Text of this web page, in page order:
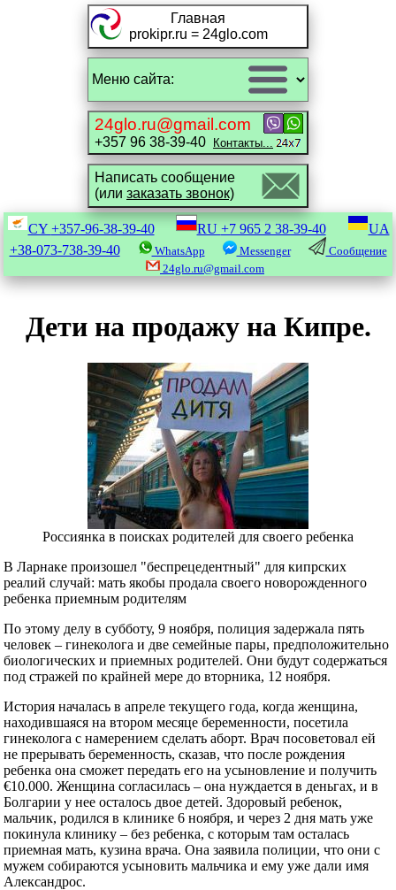
Главная
prokipr.ru = 24glo.com
24glo.ru@gmail.com
+357 96 38-39-40 Контакты...
Написать сообщение
(или заказать звонок)
CY +357-96-38-39-40 RU +7 965 2 38-39-40
UA
+38-073-738-39-40
WhatsApp Messenger
Сообщение
24glo.ru@gmail.com
Дети на продажу на Кипре.
Россиянка в поисках родителей для своего ребенка
В Ларнаке произошел "беспрецедентный" для кипрских
реалий случай: мать якобы продала своего новорожденного
ребенка приемным родителям
По этому делу в субботу, 9 ноября, полиция задержала пять
человек – гинеколога и две семейные пары, предположительно
биологических и приемных родителей. Они будут содержаться
под стражей по крайней мере до вторника, 12 ноября.
История началась в апреле текущего года, когда женщина,
находившаяся на втором месяце беременности, посетила
гинеколога с намерением сделать аборт. Врач посоветовал ей
не прерывать беременность, сказав, что после рождения
ребенка она сможет передать его на усыновление и получить
€10.000. Женщина согласилась – она нуждается в деньгах, и в
Болгарии у нее осталось двое детей. Здоровый ребенок,
мальчик, родился в клинике 6 ноября, и через 2 дня мать уже
покинула клинику – без ребенка, с которым там осталась
приемная мать, кузина врача. Она заявила полиции, что они с
мужем собираются усыновить мальчика и ему уже дали имя
Александрос.